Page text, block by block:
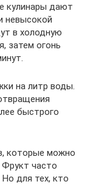
кулинары дают
невысокой
в холодную
затем огонь
на литр воды.
быстрого
которые можно
Фрукт часто
для тех, кто